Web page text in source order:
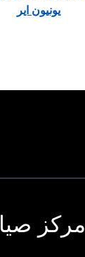
يونيون اير
مركز